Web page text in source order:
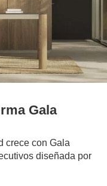
Gala
crece con Gala
diseñada por